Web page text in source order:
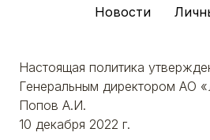
Новости
Настоящая политика
Генеральным директором АО
Попов А.И.
10 декабря 2022 г.